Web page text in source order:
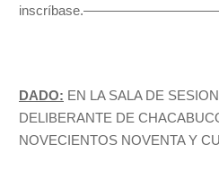
DADO: EN LA SALA DE
DELIBERANTE DE
NOVECIENTOS NOVENTA Y